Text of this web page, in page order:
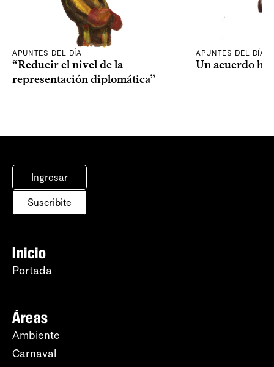
APUNTES DEL DÍA
“Reducir el nivel de la
representación diplomática”
APUNTES DEL DÍA
Un acuerdo
Ingresar
Suscribite
Inicio
Portada
Áreas
Ambiente
Carnaval